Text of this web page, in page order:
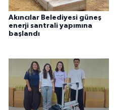
Akıncılar Belediyesi güneş
enerji santrali yapımına
başlandı